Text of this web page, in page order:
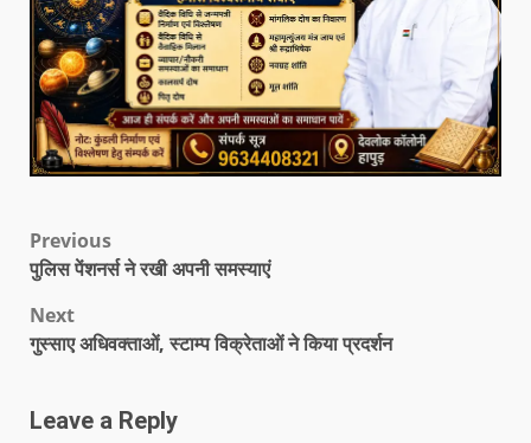
Previous
पुलिस पेंशनर्स ने रखी अपनी समस्याएं
Next
गुस्साए अधिवक्ताओं, स्टाम्प विक्रेताओं ने किया प्रदर्शन
Leave a Reply